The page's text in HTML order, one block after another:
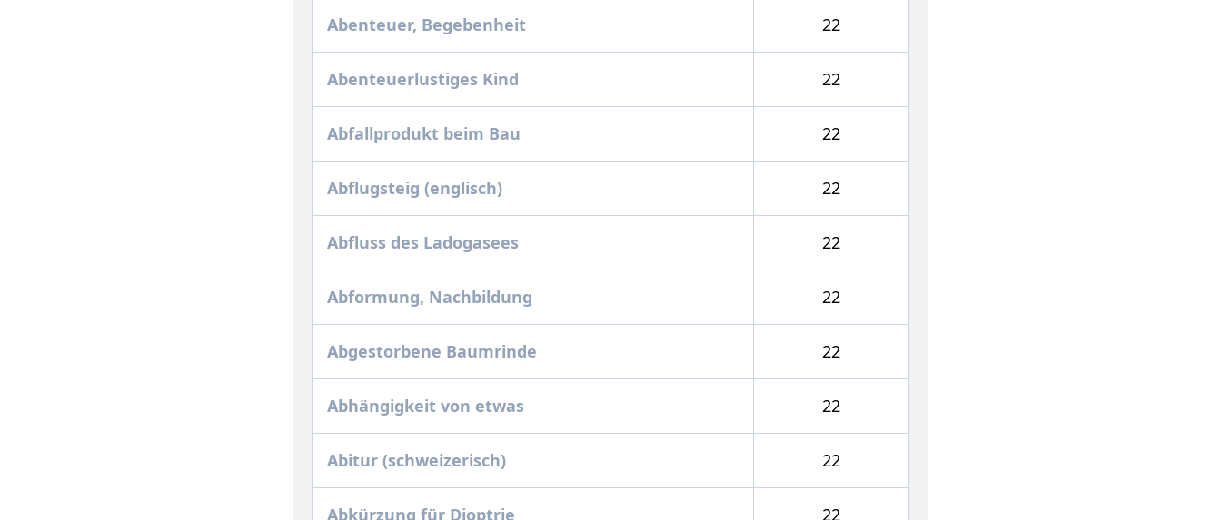
Abenteuer, Begebenheit 22
Abenteuerlustiges Kind 22
Abfallprodukt beim Bau 22
Abflugsteig (englisch) 22
Abfluss des Ladogasees 22
Abformung, Nachbildung 22
Abgestorbene Baumrinde 22
Abhängigkeit von etwas 22
Abitur (schweizerisch) 22
Abkürzung für Dioptrie 22